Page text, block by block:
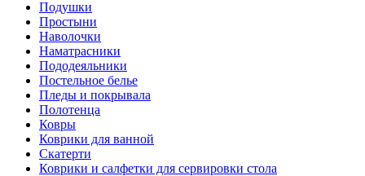
Подушки
Простыни
Наволочки
Наматрасники
Пододеяльники
Постельное белье
Пледы и покрывала
Полотенца
Ковры
Коврики для ванной
Скатерти
Коврики и салфетки для сервировки стола